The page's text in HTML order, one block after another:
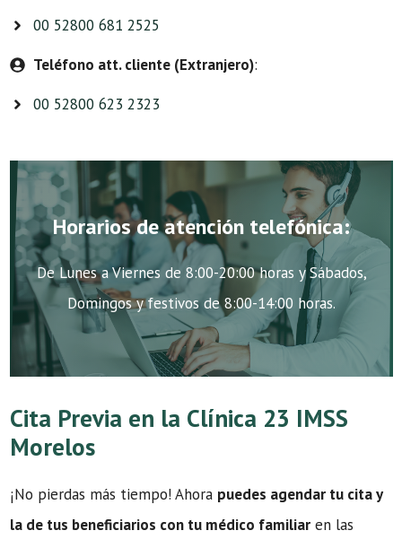
00 52800 681 2525
Teléfono att. cliente (Extranjero):
00 52800 623 2323
Horarios de atención telefónica:
De Lunes a Viernes de 8:00-20:00 horas y Sábados,
Domingos y festivos de 8:00-14:00 horas.
Cita Previa en la Clínica 23 IMSS
Morelos
¡No pierdas más tiempo! Ahora puedes agendar tu cita y
la de tus beneficiarios con tu médico familiar en las